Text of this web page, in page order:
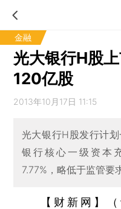
金融
光大银行H股
120亿股
2013年10月17日 11:15
光大银行H股发行计
银行核心一级资本
7.77%，略低于监管要
【财新网】